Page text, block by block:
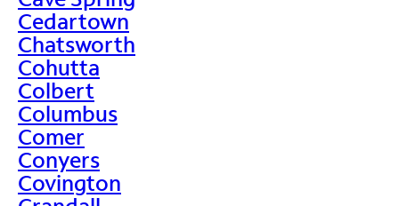
Cedartown
Chatsworth
Cohutta
Colbert
Columbus
Comer
Conyers
Covington